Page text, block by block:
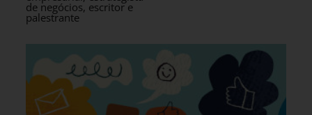
de negócios, escritor e
palestrante